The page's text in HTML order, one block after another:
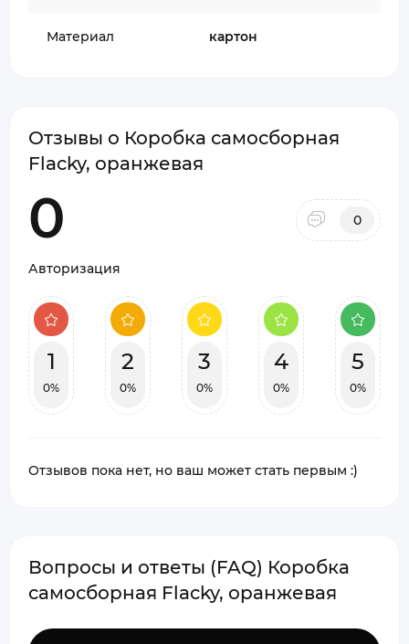
Материал картон
Отзывы о Коробка самосборная
Flacky, оранжевая
0 0
Авторизация
1
0%
2
0%
3
0%
4
0%
5
0%
Отзывов пока нет, но ваш может стать первым :)
Вопросы и ответы (FAQ) Коробка
самосборная Flacky, оранжевая